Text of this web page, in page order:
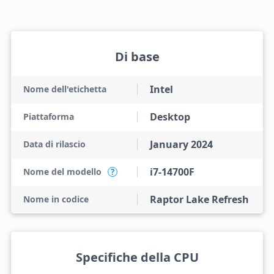
Di base
Nome dell'etichetta Intel
Piattaforma Desktop
Data di rilascio January 2024
Nome del modello ? i7-14700F
Nome in codice Raptor Lake Refresh
Specifiche della CPU